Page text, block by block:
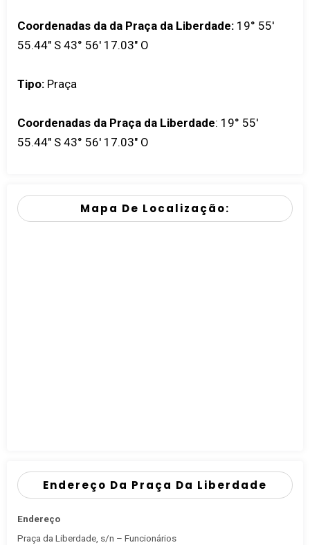
Coordenadas da da Praça da Liberdade: 19° 55'
55.44" S 43° 56' 17.03" O
Tipo: Praça
Coordenadas da Praça da Liberdade: 19° 55'
55.44" S 43° 56' 17.03" O
Mapa De Localização:
Endereço Da Praça Da Liberdade
Endereço
Praça da Liberdade, s/n – Funcionários